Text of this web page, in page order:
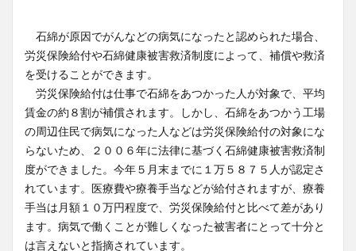
石綿が原因でがんなどの病気になったと認められた場合、
労災保険給付や石綿健康被害救済制度によって、補償や救済
を受けることができます。
労災保険給付は仕事で石綿をあつかった人が対象で、平均
賃金の約８割が補償されます。しかし、石綿をあつかう工場
の周辺住民で病気になった人などは労災保険給付の対象にな
らないため、２００６年に法律に基づく石綿健康被害救済制
度ができました。今年５月末までに１万５８７５人が認定さ
れています。医療費や療養手当などが給付されますが、療養
手当は月額１０万円程度で、労災保険給付と比べて差があり
ます。病気で働くことが難しくなった被害者にとって十分と
は言えないと指摘されています。